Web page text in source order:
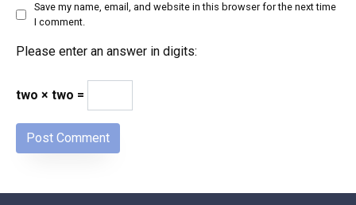
Save my name, email, and website in this browser for the next time
I comment.
Please enter an answer in digits:
two × two =